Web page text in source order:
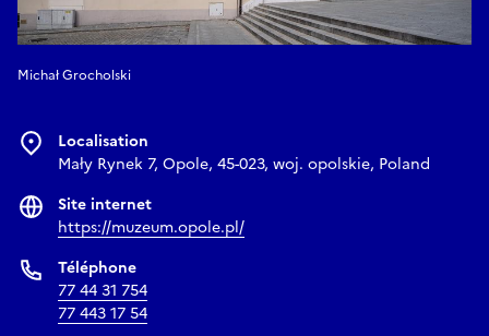
Michał Grocholski
Localisation
Mały Rynek 7, Opole, 45-023, woj. opolskie, Poland
Site internet
https://muzeum.opole.pl/
Téléphone
77 44 31 754
77 443 17 54